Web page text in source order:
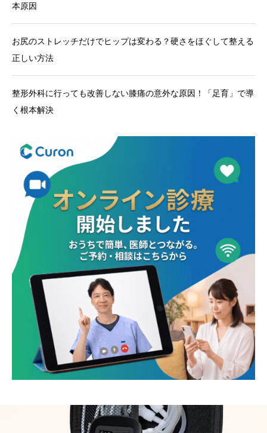
本原因
お尻のストレッチだけでヒップは変わる？硬さをほぐして整える
正しい方法
整形外科に行っても改善しない膝痛の意外な原因！「足育」で導
く根本解決